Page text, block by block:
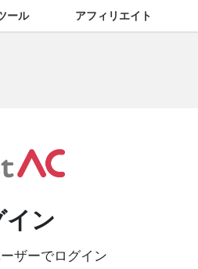
ール アフィリエイト
イン
ザーでログイン